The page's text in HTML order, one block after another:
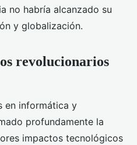
no habría alcanzado su
y globalización.
revolucionarios
en informática y
profundamente la
impactos tecnológicos